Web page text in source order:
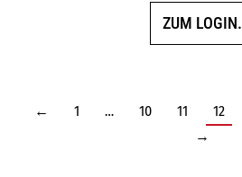
ZUM LOGIN.
← 1 … 10 11 12
→